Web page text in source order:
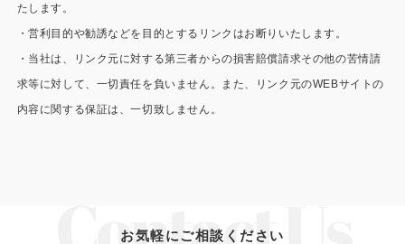
ユニットハウス
モジュール建築（プレハブ）
システム建築
ナガワひまわり財団
展示場用地の募集
たします。
・営利目的や勧誘などを目的とするリンクはお断りいたします。
・当社は、リンク元に対する第三者からの損害賠償請求その他の苦情請
求等に対して、一切責任を負いません。また、リンク元のWEBサイトの
内容に関する保証は、一切致しません。
お気軽にご相談ください